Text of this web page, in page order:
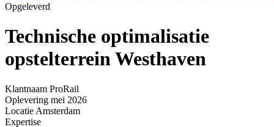
Opgeleverd
Technische optimalisatie
opstelterrein Westhaven
Home»Projecten»
Klantnaam ProRail
Oplevering mei 2026
Locatie Amsterdam
Expertise